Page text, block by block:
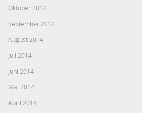
Oktober 2014
September 2014
August 2014
Juli 2014
Juni 2014
Mai 2014
April 2014